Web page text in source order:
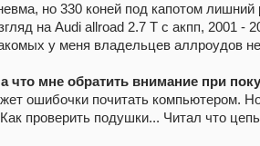
но 330 коней под капотом
на Audi allroad 2.7 T с акпп, 2001 -
у меня владельцев аллроудов
что мне обратить внимание при
ошибочки почитать компьютером.
проверить подушки... Читал что